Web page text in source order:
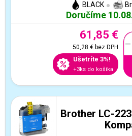
BLACK
Doručíme
61,85 €
50,28 €bez DPH
Ušetríte 3%!
+3ks do košíka
-
Brother LC-